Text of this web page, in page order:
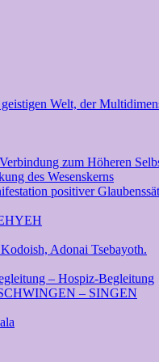
Welt, der
zum Höheren
des Wesenskerns
positiver
Adonai Tsebayoth.
– Hospiz-Begleitung
– SINGEN